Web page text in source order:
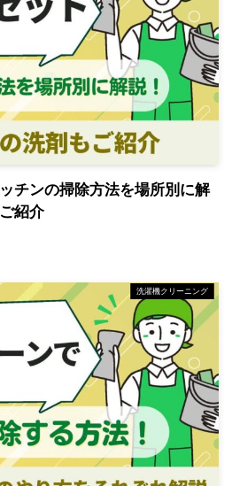
チンの掃除方法を場所別に解
紹介
洗濯機クリーニング